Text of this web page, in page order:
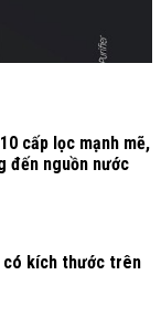
cấp lọc mạnh mẽ,
đến nguồn nước
có kích thước trên